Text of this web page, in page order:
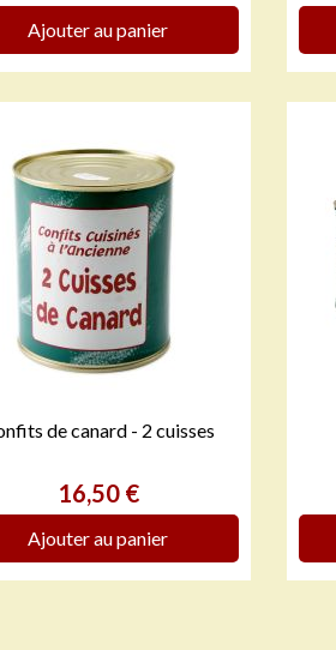
Ajouter au panier
de canard - 2 cuisses
Prix
16,50 €
Ajouter au panier